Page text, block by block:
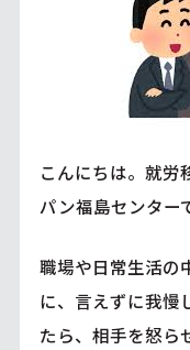
こんにちは。就労
パン福島センター
職場や日常生活の
に、言えずに我慢
たら、相手を怒ら